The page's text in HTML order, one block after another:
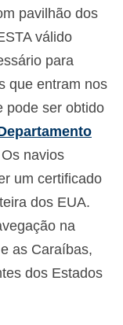
pavilhão dos
válido
para
que entram nos
pode ser obtido
navios
um certificado
dos EUA.
na
as Caraíbas,
dos Estados